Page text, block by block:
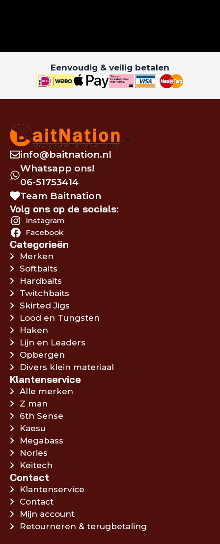
Eenvoudig & veilig betalen
info@baitnation.nl
Whatsapp ons!
06-51753414
Team Baitnation
Volg ons op de socials:
Instagram
Facebook
Categorieën
Merken
Softbaits
Hardbaits
Twitchbaits
Skirted Jigs
Lood en Tungsten
Haken
Lijn en Leaders
Opbergen
Divers klein materiaal
Klantenservice
Alle merken
Z man
6th Sense
Kaesu
Megabass
Nories
Keitech
Contact
Klantenservice
Contact
Mijn account
Retourneren & terugbetaling